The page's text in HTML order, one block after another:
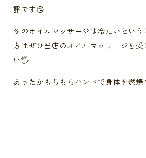
評です😘
冬のオイルマッサージは冷たいという
方はぜひ当店のオイルマッサージを受
い🖐️
あったかもちもちハンドで身体を燃焼